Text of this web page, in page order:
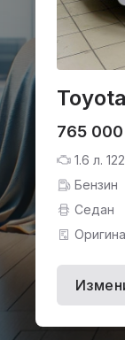
765
1.6 л. 122
Бензин
Седан